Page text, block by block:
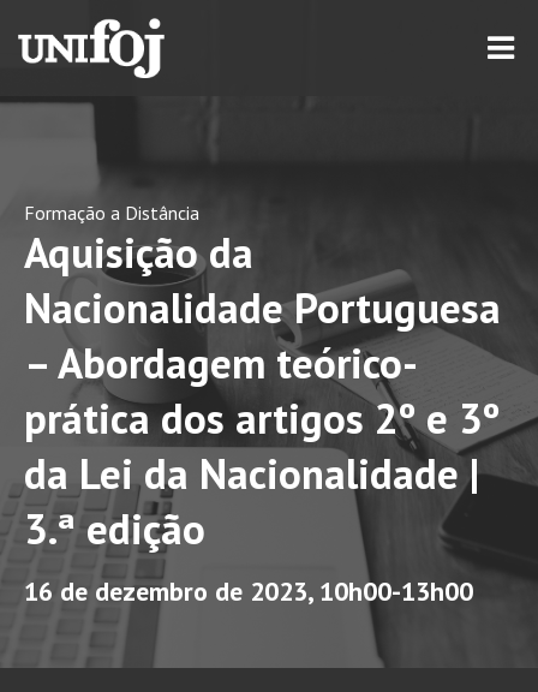
Formação a Distância
Aquisição da
Nacionalidade Portuguesa
– Abordagem teórico-
prática dos artigos 2º e 3º
da Lei da Nacionalidade |
3.ª edição
16 de dezembro de 2023, 10h00-13h00